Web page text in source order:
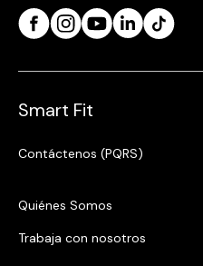
Smart Fit
Contáctenos (PQRS)
Quiénes Somos
Trabaja con nosotros